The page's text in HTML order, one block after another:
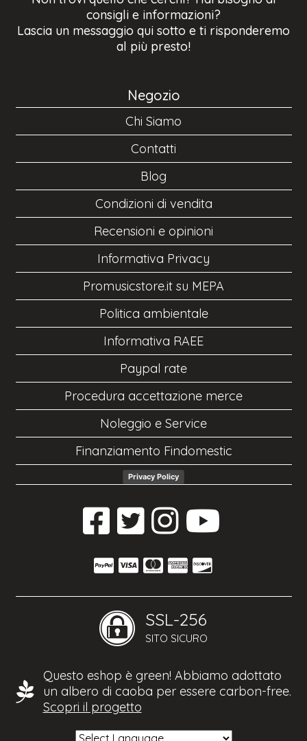
consigli e informazioni?
Lascia un messaggio qui sotto e ti risponderemo
al più presto!
Negozio
Chi Siamo
Contatti
Blog
Condizioni di vendita
Recensioni e opinioni
Informativa Privacy
Promusicstore.it su MEPA
Politica ambientale
Informativa RAEE
Paypal rate
Procedura accettazione merce
Noleggio e Service
Finanziamento Findomestic
Privacy Policy
SSL-256
SITO SICURO
Questo eshop è green! Abbiamo adottato
un albero di caoba per essere carbon-free.
Scopri il progetto